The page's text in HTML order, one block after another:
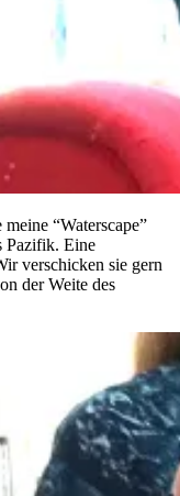
“Waterscape”
Pazifik. Eine
verschicken sie gern
der Weite des